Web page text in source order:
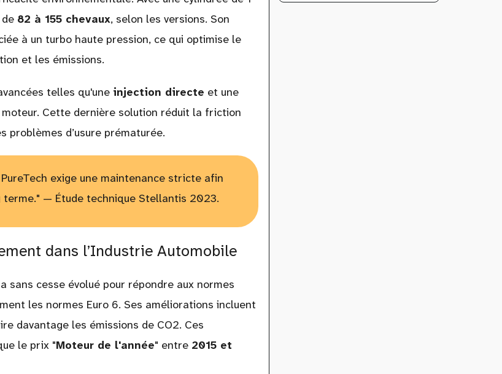
82 à 155 chevaux, selon les versions. Son
à un turbo haute pression, ce qui optimise le
et les émissions.
telles qu'une injection directe et une
Cette dernière solution réduit la friction
problèmes d’usure prématurée.
exige une maintenance stricte afin
terme." — Étude technique Stellantis 2023.
dans l’Industrie Automobile
sans cesse évolué pour répondre aux normes
les normes Euro 6. Ses améliorations incluent
davantage les émissions de CO2. Ces
le prix "Moteur de l'année" entre 2015 et